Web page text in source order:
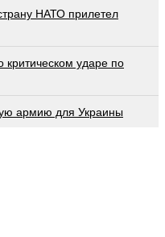
НАТО прилетел
ударе по
армию для Украины